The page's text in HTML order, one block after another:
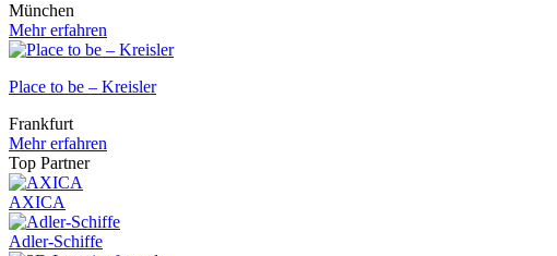
München
Mehr erfahren
Place to be – Kreisler
Frankfurt
Mehr erfahren
Top Partner
AXICA
Adler-Schiffe